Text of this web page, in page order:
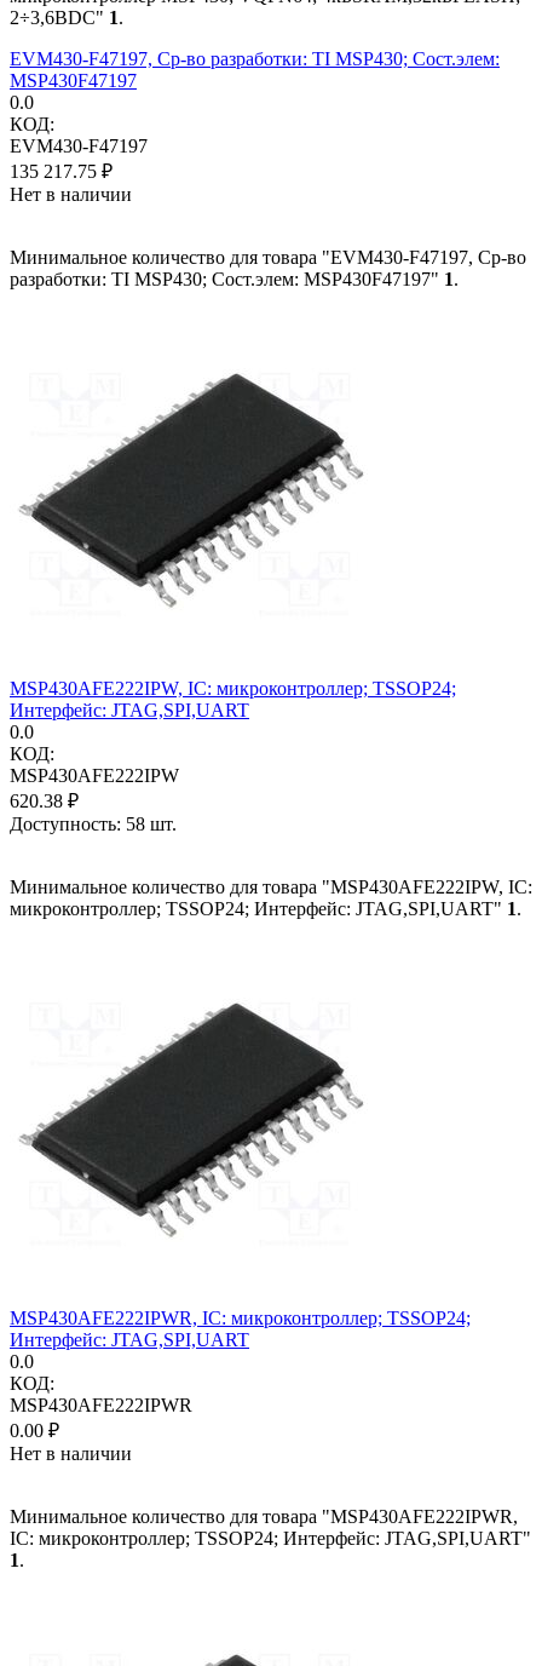
2÷3,6ВDC" 1.
EVM430-F47197, Ср-во разработки: TI MSP430; Сост.элем:
MSP430F47197
0.0
КОД:
EVM430-F47197
135 217.75 ₽
Нет в наличии
Минимальное количество для товара "EVM430-F47197, Ср-во
разработки: TI MSP430; Сост.элем: MSP430F47197" 1.
MSP430AFE222IPW, IC: микроконтроллер; TSSOP24;
Интерфейс: JTAG,SPI,UART
0.0
КОД:
MSP430AFE222IPW
620.38 ₽
Доступность: 58 шт.
Минимальное количество для товара "MSP430AFE222IPW, IC:
микроконтроллер; TSSOP24; Интерфейс: JTAG,SPI,UART" 1.
MSP430AFE222IPWR, IC: микроконтроллер; TSSOP24;
Интерфейс: JTAG,SPI,UART
0.0
КОД:
MSP430AFE222IPWR
0.00 ₽
Нет в наличии
Минимальное количество для товара "MSP430AFE222IPWR,
IC: микроконтроллер; TSSOP24; Интерфейс: JTAG,SPI,UART"
1.